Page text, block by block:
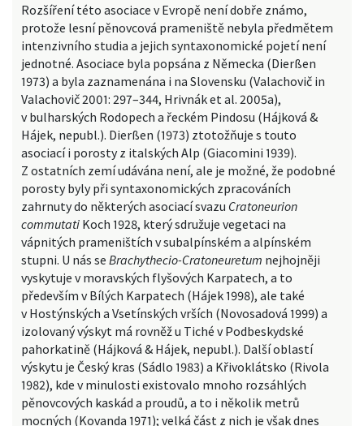
Rozšíření této asociace v Evropě není dobře známo,
protože lesní pěnovcová prameniště nebyla předmětem
intenzivního studia a jejich syntaxonomické pojetí není
jednotné. Asociace byla popsána z Německa (Dierßen
1973) a byla zaznamenána i na Slovensku (Valachovič in
Valachovič 2001: 297–344, Hrivnák et al. 2005a),
v bulharských Rodopech a řeckém Pindosu (Hájková &
Hájek, nepubl.). Dierßen (1973) ztotožňuje s touto
asociací i porosty z italských Alp (Giacomini 1939).
Z ostatních zemí udávána není, ale je možné, že podobné
porosty byly při syntaxonomických zpracováních
zahrnuty do některých asociací svazu Cratoneurion
commutati Koch 1928, který sdružuje vegetaci na
vápnitých prameništích v subalpínském a alpínském
stupni. U nás seBrachythecio-Cratoneuretum nejhojněji
vyskytuje v moravských flyšových Karpatech, a to
především v Bílých Karpatech (Hájek 1998), ale také
v Hostýnských a Vsetínských vrších (Novosadová 1999) a
izolovaný výskyt má rovněž u Tiché v Podbeskydské
pahorkatině (Hájková & Hájek, nepubl.). Další oblastí
výskytu je Český kras (Sádlo 1983) a Křivoklátsko (Rivola
1982), kde v minulosti existovalo mnoho rozsáhlých
pěnovcových kaskád a proudů, a to i několik metrů
mocných (Kovanda 1971); velká část z nich je však dnes